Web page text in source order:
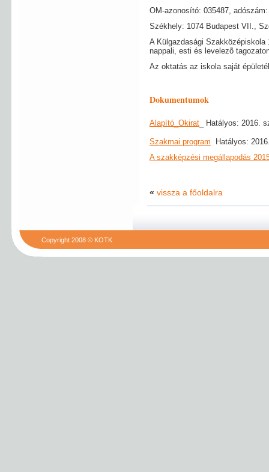
OM-azonosító: 035487,
Székhely: 1074 Budapest VII.,
A Külgazdasági
nappali, esti és levelezõ
Az oktatás az iskola saját
Dokumentumok
Alapító_Okirat Hatályos: 2016.
Szakmai program
Hatályos:
A szakképzési megállapodás
« vissza a főoldalra
Copyright 2008 © KOTK